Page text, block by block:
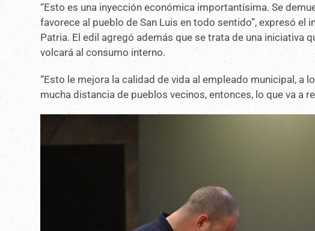
“Esto es una inyección económica importantísima. Se
favorece al pueblo de San Luis en todo sentido”, expresó el
Patria. El edil agregó además que se trata de una iniciativa
volcará al consumo interno.
“Esto le mejora la calidad de vida al empleado municipal,
mucha distancia de pueblos vecinos, entonces, lo que va a